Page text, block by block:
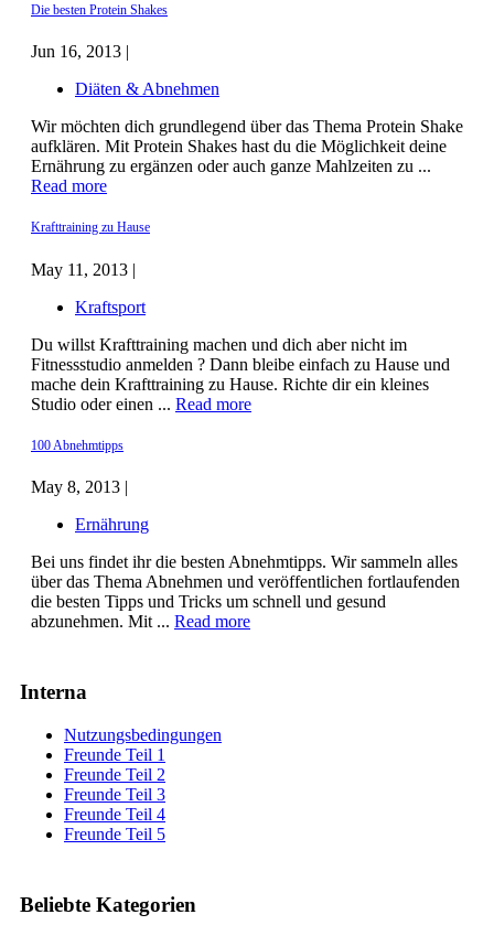
Beliebte Kategorien
Die besten Protein Shakes
Jun 16, 2013 |
Diäten & Abnehmen
Wir möchten dich grundlegend über das Thema Protein Shake
aufklären. Mit Protein Shakes hast du die Möglichkeit deine
Ernährung zu ergänzen oder auch ganze Mahlzeiten zu ...
Read more
Krafttraining zu Hause
May 11, 2013 |
Kraftsport
Du willst Krafttraining machen und dich aber nicht im
Fitnessstudio anmelden ? Dann bleibe einfach zu Hause und
mache dein Krafttraining zu Hause. Richte dir ein kleines
Studio oder einen ... Read more
100 Abnehmtipps
May 8, 2013 |
Ernährung
Bei uns findet ihr die besten Abnehmtipps. Wir sammeln alles
über das Thema Abnehmen und veröffentlichen fortlaufenden
die besten Tipps und Tricks um schnell und gesund
abzunehmen. Mit ... Read more
Interna
Nutzungsbedingungen
Freunde Teil 1
Freunde Teil 2
Freunde Teil 3
Freunde Teil 4
Freunde Teil 5